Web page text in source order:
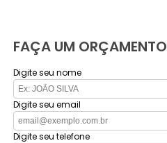
FAÇA UM ORÇAMENTO
Digite seu nome
Digite seu email
Digite seu telefone